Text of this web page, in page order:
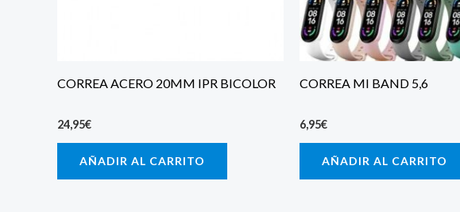
CORREA ACERO 20MM IPR BICOLOR
24,95€
AÑADIR AL CARRITO
CORREA MI BAND 5,6
6,95€
AÑADIR AL CARRITO